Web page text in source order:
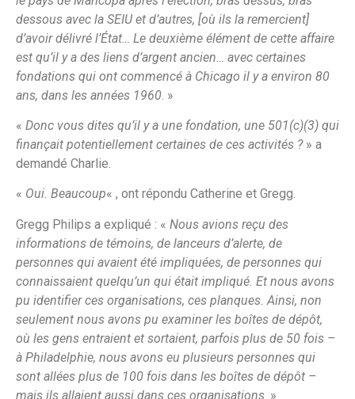
dessous avec la SEIU et d’autres, [où ils la remercient]
d’avoir délivré l’État… Le deuxième élément de cette affaire
est qu’il y a des liens d’argent ancien… avec certaines
fondations qui ont commencé à Chicago il y a environ 80
ans, dans les années 1960 . »
« Donc vous dites qu’il y a une fondation, une 501(c)(3) qui
finançait potentiellement certaines de ces activités ?» a
demandé Charlie.
« Oui. Beaucoup« , ont répondu Catherine et Gregg.
Gregg Philips a expliqué : « Nous avions reçu des
informations de témoins, de lanceurs d’alerte, de
personnes qui avaient été impliquées, de personnes qui
connaissaient quelqu’un qui était impliqué. Et nous avons
pu identifier ces organisations, ces planques. Ainsi, non
seulement nous avons pu examiner les boîtes de dépôt,
où les gens entraient et sortaient, parfois plus de 50 fois –
à Philadelphie, nous avons eu plusieurs personnes qui
sont allées plus de 100 fois dans les boîtes de dépôt –
mais ils allaient aussi dans ces organisations . »